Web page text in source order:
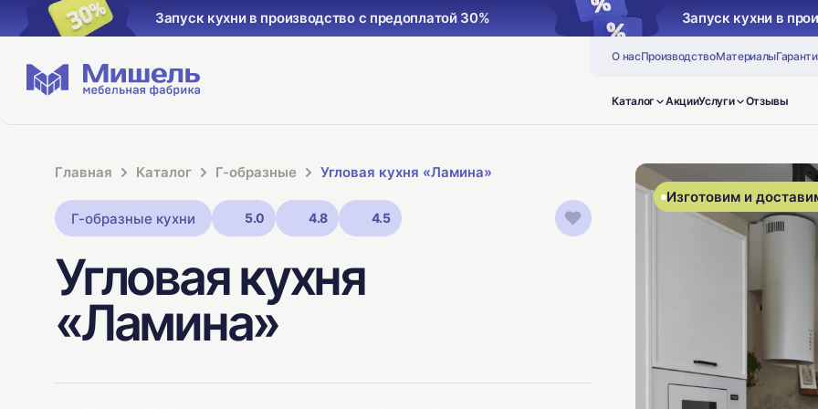
Запуск кухни в производство с предоплатой 30% Запуск кухни в
О насПроизводствоМатериалы
Каталог АкцииУслуги Отзывы
Главная Каталог Г-образные Угловая кухня «Ламина»
Г-образные кухни 5.0 4.8 4.5
Угловая кухня
«Ламина»
Изготовим и